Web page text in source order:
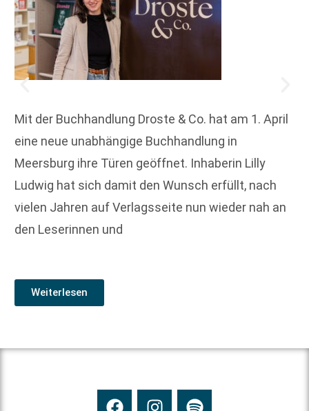
Mit der Buchhandlung Droste & Co. hat am 1. April
eine neue unabhängige Buchhandlung in
Meersburg ihre Türen geöffnet. Inhaberin Lilly
Ludwig hat sich damit den Wunsch erfüllt, nach
vielen Jahren auf Verlagsseite nun wieder nah an
den Leserinnen und
Weiterlesen